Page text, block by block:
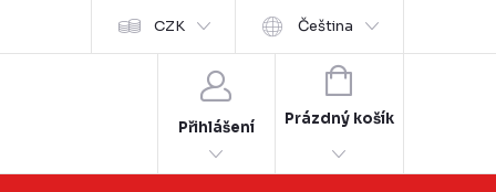
Velkoobchod CZK Čeština
Přihlášení
NÁKUPNÍ
KOŠÍK
Prázdný košík